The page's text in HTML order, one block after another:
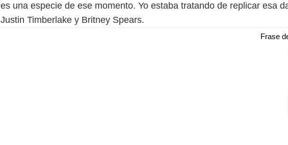
es una especie de ese momento. Yo estaba tratando de replicar esa
Justin Timberlake y Britney Spears.
Frase